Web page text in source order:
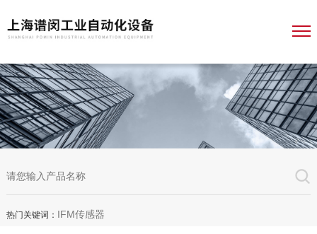
热门关键词： IFM传感器